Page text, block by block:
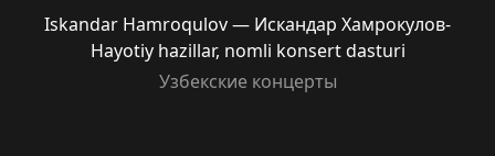
Iskandar Hamroqulov — Искандар Хамрокулов-
Hayotiy hazillar, nomli konsert dasturi
Узбекские концерты